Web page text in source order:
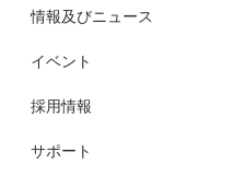
情報及びニュース
イベント
採用情報
サポート